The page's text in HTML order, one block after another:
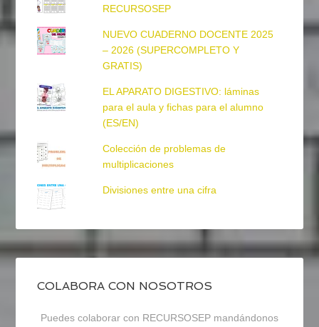
RECURSOSEP
NUEVO CUADERNO DOCENTE 2025
– 2026 (SUPERCOMPLETO Y
GRATIS)
EL APARATO DIGESTIVO: láminas
para el aula y fichas para el alumno
(ES/EN)
Colección de problemas de
multiplicaciones
Divisiones entre una cifra
COLABORA CON NOSOTROS
Puedes colaborar con RECURSOSEP mandándonos